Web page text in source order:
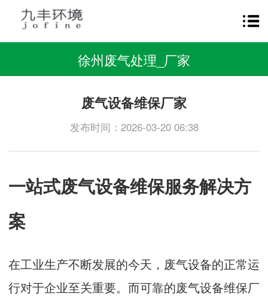
徐州废气处理_厂家
废气设备维保厂家
发布时间：2026-03-20 06:38
一站式废气设备维保服务解决方
案
在工业生产不断发展的今天，废气设备的正常运
行对于企业至关重要。而可靠的废气设备维保厂